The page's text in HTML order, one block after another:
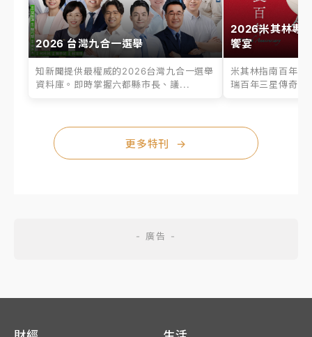
2026 台灣九合一選舉
知新聞提供最權威的2026台灣九合一選舉
資料庫。即時掌握六都縣市長、議...
2026米其林專
饗宴
米其林指南百年之
瑞百年三星傳奇、
更多特刊 →